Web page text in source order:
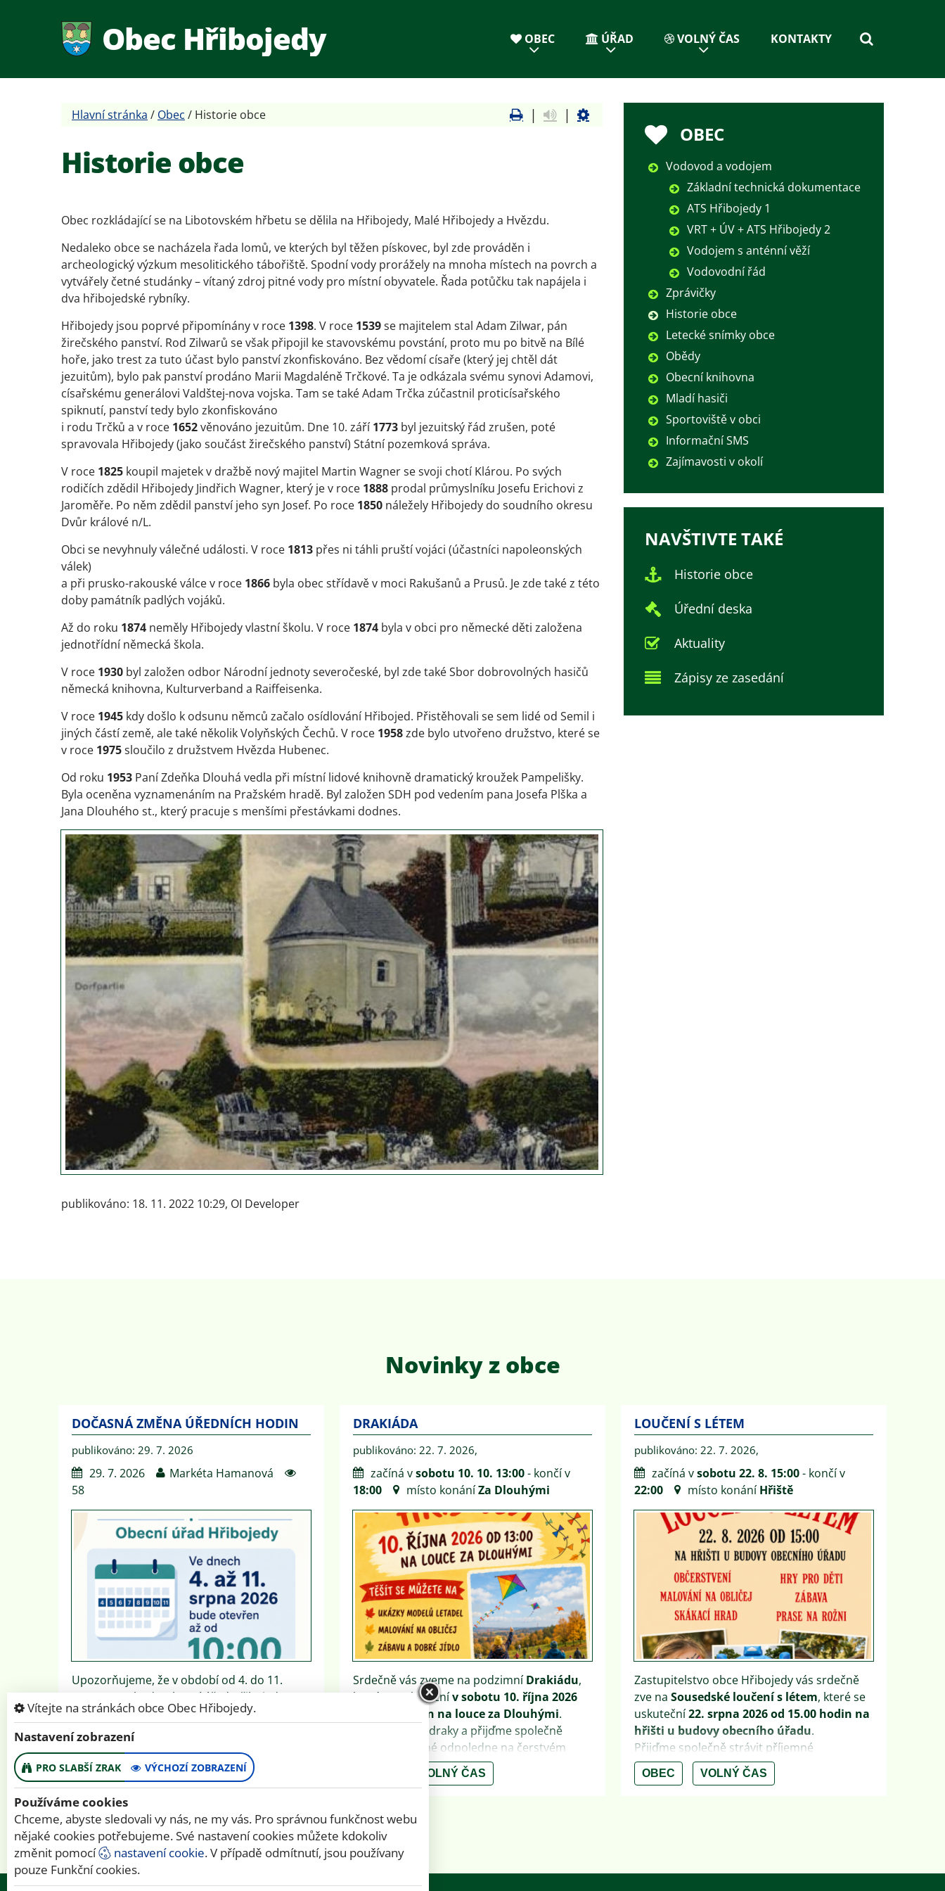
Obec Hřibojedy OBEC ÚŘAD VOLNÝ ČAS KONTAKTY
Vítejte na stránkách obce Obec Hřibojedy.
Nastavení zobrazení
PRO SLABŠÍ ZRAK VÝCHOZÍ ZOBRAZENÍ
Používáme cookies
Chceme, abyste sledovali vy nás, ne my vás. Pro správnou funkčnost webu
nějaké cookies potřebujeme. Své nastavení cookies můžete kdokoliv
změnit pomocí
nastavení cookie. V případě odmítnutí, jsou používany
pouze Funkční cookies.
Hlavní stránka / Obec / Historie obce | |
Historie obce
Obec rozkládající se na Libotovském hřbetu se dělila na Hřibojedy, Malé Hřibojedy a Hvězdu.
Nedaleko obce se nacházela řada lomů, ve kterých byl těžen pískovec, byl zde prováděn i
archeologický výzkum mesolitického tábořiště. Spodní vody prorážely na mnoha místech na povrch a
vytvářely četné studánky – vítaný zdroj pitné vody pro místní obyvatele. Řada potůčku tak napájela i
dva hřibojedské rybníky.
Hřibojedy jsou poprvé připomínány v roce 1398. V roce 1539se majitelem stal Adam Zilwar, pán
žirečského panství. Rod Zilwarů se však připojil ke stavovskému povstání, proto mu po bitvě na Bílé
hoře, jako trest za tuto účast bylo panství zkonfiskováno. Bez vědomí císaře (který jej chtěl dát
jezuitům), bylo pak panství prodáno Marii Magdaléně Trčkové. Ta je odkázala svému synovi Adamovi,
císařskému generálovi Valdštej-nova vojska. Tam se také Adam Trčka zúčastnil proticísařského
spiknutí, panství tedy bylo zkonfiskováno
i rodu Trčků a v roce 1652věnováno jezuitům. Dne 10. září1773 byl jezuitský řád zrušen, poté
spravovala Hřibojedy (jako součást žirečského panství) Státní pozemková správa.
V roce 1825 koupil majetek v dražbě nový majitel Martin Wagner se svoji chotí Klárou. Po svých
rodičích zdědil Hřibojedy Jindřich Wagner, který je v roce 1888 prodal průmyslníku Josefu Erichovi z
Jaroměře. Po něm zdědil panství jeho syn Josef. Po roce 1850 náležely Hřibojedy do soudního okresu
Dvůr králové n/L.
Obci se nevyhnuly válečné události. V roce 1813 přes ni táhli pruští vojáci (účastníci napoleonských
válek)
a při prusko-rakouské válce v roce 1866 byla obec střídavě v moci Rakušanů a Prusů. Je zde také z této
doby památník padlých vojáků.
Až do roku 1874 neměly Hřibojedy vlastní školu. V roce 1874 byla v obci pro německé děti založena
jednotřídní německá škola.
V roce 1930 byl založen odbor Národní jednoty severočeské, byl zde také Sbor dobrovolných hasičů
německá knihovna, Kulturverband a Raiffeisenka.
V roce 1945 kdy došlo k odsunu němců začalo osídlování Hřibojed. Přistěhovali se sem lidé od Semil i
jiných částí země, ale také několik Volyňských Čechů. V roce 1958zde bylo utvořeno družstvo, které se
v roce 1975sloučilo z družstvem Hvězda Hubenec.
Od roku 1953 Paní Zdeňka Dlouhá vedla při místní lidové knihovně dramatický kroužek Pampelišky.
Byla oceněna vyznamenáním na Pražském hradě. Byl založen SDH pod vedením pana Josefa Plška a
Jana Dlouhého st., který pracuje s menšími přestávkami dodnes.
OBEC
Vodovod a vodojem
Základní technická dokumentace
ATS Hřibojedy 1
VRT + ÚV + ATS Hřibojedy 2
Vodojem s anténní věží
Vodovodní řád
Zprávičky
Historie obce
Letecké snímky obce
Obědy
Obecní knihovna
Mladí hasiči
Sportoviště v obci
Informační SMS
Zajímavosti v okolí
NAVŠTIVTE TAKÉ
Historie obce
Úřední deska
Aktuality
Zápisy ze zasedání
publikováno: 18. 11. 2022 10:29, OI Developer
Novinky z obce
DOČASNÁ ZMĚNA ÚŘEDNÍCH HODIN
publikováno: 29. 7. 2026
29. 7. 2026
Markéta Hamanová
58
Upozorňujeme, že v období od 4. do 11.
srpna 2026 bude Obecní úřad Hřibojedy
otevřen až od 10:00. Konec úření doba se
nemění.
ÚŘAD OBEC
DRAKIÁDA
publikováno: 22. 7. 2026,
začíná vsobotu 10. 10. 13:00- končí v
18:00
místo konáníZa Dlouhými
Srdečně vás zveme na podzimníDrakiádu,
která se uskutečnív sobotu 10. října 2026
od 13.00 hodin na louce za Dlouhými.
Vezměme své draky a přijďme společně
strávit příjemné odpoledne na čerstvém
vzduchu. Těšit se můžeme na ukázky modelů
letadel, malování na obličej, zábavu, dobré
V případě nepříznivého počasí sledujte
aktuální informace na webových stránkách
obce a obecním Facebooku.
pohodové podzimní odpoledne!
VOLNÝ ČAS
LOUČENÍ S LÉTEM
publikováno: 22. 7. 2026,
začíná vsobotu 22. 8. 15:00- končí v
22:00
místo konáníHřiště
Zastupitelstvo obce Hřibojedy vás srdečně
zve na Sousedské loučení s létem, které se
uskuteční22. srpna 2026 od 15.00 hodin na
hřišti u budovy obecního úřadu.
Přijďme společně strávit příjemné
odpoledne plné zábavy a sousedských
setkání. Pro děti bude připraven skákací
OBEC VOLNÝ ČAS